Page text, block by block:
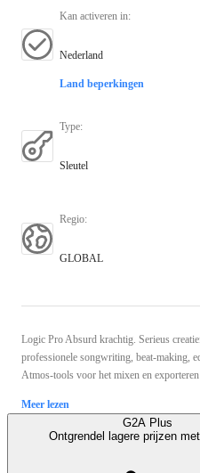
Kan activeren in:
Nederland
Land beperkingen
Type:
Sleutel
Regio:
GLOBAL
Logic Pro Absurd krachtig. Serieus
professionele songwriting, beat-making,
Atmos-tools voor het mixen en
Meer lezen
G2A Plus
Ontgrendel lagere prijzen met